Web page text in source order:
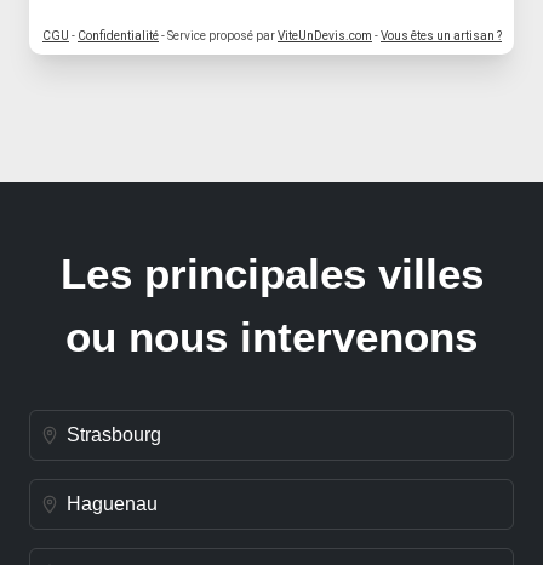
CGU - Confidentialité- Service proposé parViteUnDevis.com -Vous êtes un artisan ?
Les principales villes
ou nous intervenons
Strasbourg
Haguenau